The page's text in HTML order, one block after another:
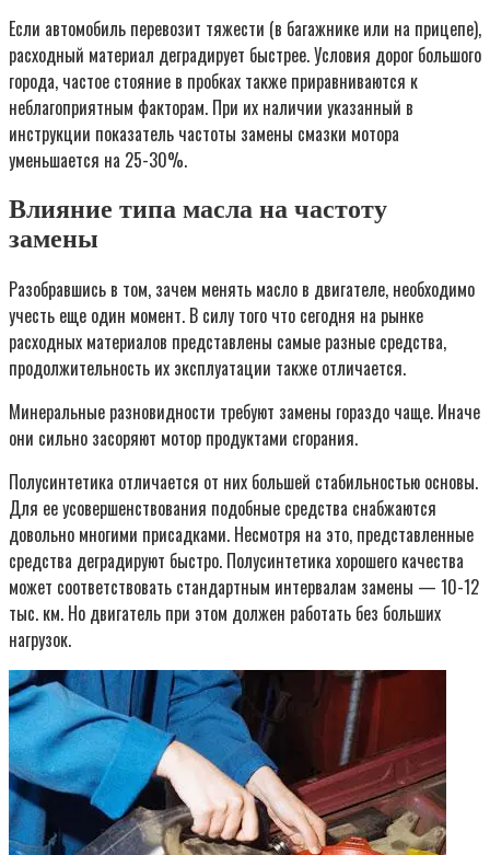
Если автомобиль перевозит тяжести (в багажнике или на прицепе),
расходный материал деградирует быстрее. Условия дорог большого
города, частое стояние в пробках также приравниваются к
неблагоприятным факторам. При их наличии указанный в
инструкции показатель частоты замены смазки мотора
уменьшается на 25-30%.
Влияние типа масла на частоту
замены
Разобравшись в том, зачем менять масло в двигателе, необходимо
учесть еще один момент. В силу того что сегодня на рынке
расходных материалов представлены самые разные средства,
продолжительность их эксплуатации также отличается.
Минеральные разновидности требуют замены гораздо чаще. Иначе
они сильно засоряют мотор продуктами сгорания.
Полусинтетика отличается от них большей стабильностью основы.
Для ее усовершенствования подобные средства снабжаются
довольно многими присадками. Несмотря на это, представленные
средства деградируют быстро. Полусинтетика хорошего качества
может соответствовать стандартным интервалам замены — 10-12
тыс. км. Но двигатель при этом должен работать без больших
нагрузок.